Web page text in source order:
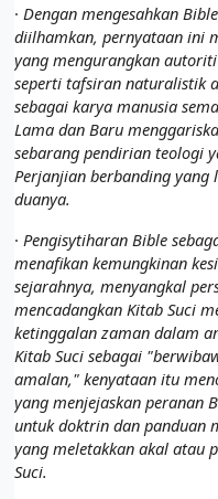
· Dengan mengesahkan
diilhamkan, pernyataan ini
yang mengurangkan
seperti tafsiran naturalistik
sebagai karya manusia
Lama dan Baru
sebarang pendirian teologi
Perjanjian berbanding
duanya.
· Pengisytiharan Bible
menafikan kemungkinan
sejarahnya, menyangkal
mencadangkan Kitab Suci
ketinggalan zaman dalam
Kitab Suci sebagai
amalan," kenyataan itu
yang menjejaskan peranan
untuk doktrin dan panduan
yang meletakkan akal atau
Suci.